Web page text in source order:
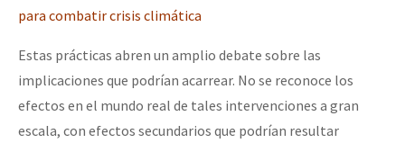
para combatir crisis climática
Estas prácticas abren un amplio debate sobre las
implicaciones que podrían acarrear. No se reconoce los
efectos en el mundo real de tales intervenciones a gran
escala, con efectos secundarios que podrían resultar